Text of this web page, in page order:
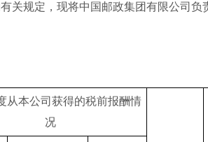
规定，现将中国邮政集团有限公司负
从本公司获得的税前报酬情
况